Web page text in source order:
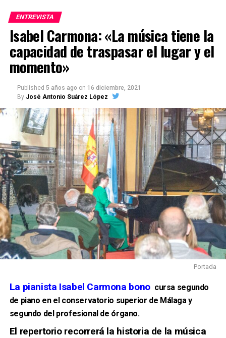
ENTREVISTA
Isabel Carmona: «La música tiene la
capacidad de traspasar el lugar y el
momento»
Published 5 años ago on 16 diciembre, 2021
By José Antonio Suárez López
Portada
La pianista Isabel Carmona bono cursa segundo
de piano en el conservatorio superior de Málaga y
segundo del profesional de órgano.
El repertorio recorrerá la historia de la música